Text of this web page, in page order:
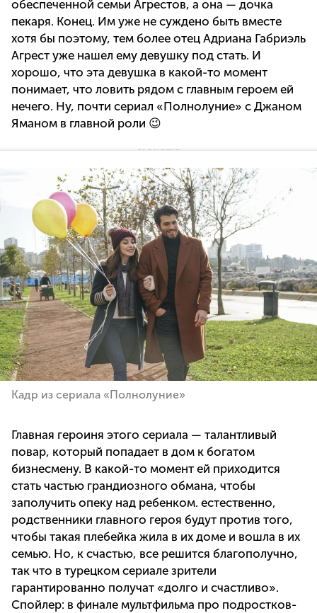
обеспеченной семьи Агрестов, а она — дочка
пекаря. Конец. Им уже не суждено быть вместе
хотя бы поэтому, тем более отец Адриана Габриэль
Агрест уже нашел ему девушку под стать. И
хорошо, что эта девушка в какой-то момент
понимает, что ловить рядом с главным героем ей
нечего. Ну, почти сериал «Полнолуние» с Джаном
Яманом в главной роли 😉
Кадр из сериала «Полнолуние»
Главная героиня этого сериала — талантливый
повар, который попадает в дом к богатом
бизнесмену. В какой-то момент ей приходится
стать частью грандиозного обмана, чтобы
заполучить опеку над ребенком. естественно,
родственники главного героя будут против того,
чтобы такая плебейка жила в их доме и вошла в их
семью. Но, к счастью, все решится благополучно,
так что в турецком сериале зрители
гарантированно получат «долго и счастливо».
Спойлер: в финале мультфильма про подростков-